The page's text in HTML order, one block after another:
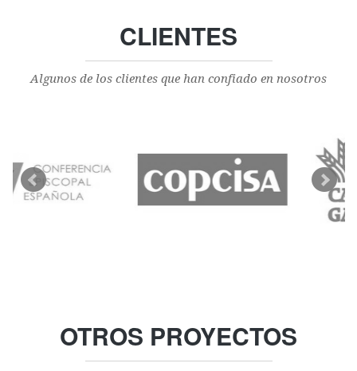
CLIENTES
Algunos de los clientes que han confiado en nosotros
OTROS PROYECTOS